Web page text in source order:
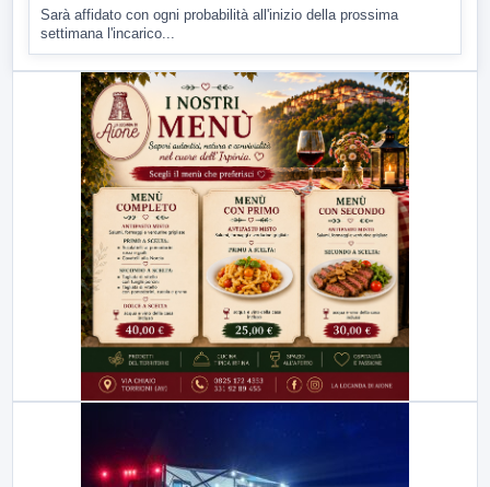
Sarà affidato con ogni probabilità all'inizio della prossima
settimana l'incarico...